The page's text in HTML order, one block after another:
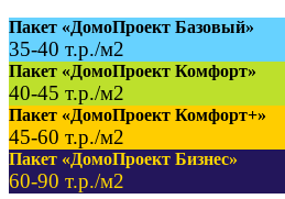
Пакет «ДомоПроект Базовый»
35-40 т.р./м2
Пакет «ДомоПроект Комфорт»
40-45 т.р./м2
Пакет «ДомоПроект Комфорт+»
45-60 т.р./м2
Пакет «ДомоПроект Бизнес»
60-90 т.р./м2